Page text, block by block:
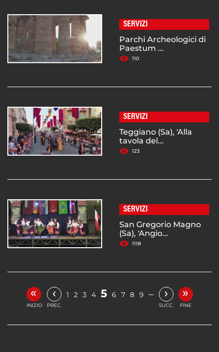
SERVIZI
Parchi Archeologici di
Paestum ...
110
SERVIZI
Teggiano (Sa), 'Alla
tavola del...
123
SERVIZI
San Gregorio Magno
(Sa), 'Angio...
1118
«
INIZIO
‹
PREC.
1 2 3 4 5 6 7 8 9 … ›
SUCC.
»
FINE